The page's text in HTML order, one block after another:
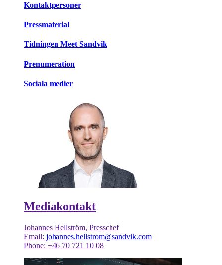
Kontaktpersoner
Pressmaterial
Tidningen Meet Sandvik
Prenumeration
Sociala medier
Mediakontakt
Johannes Hellström, Presschef
Email: johannes.hellstrom@sandvik.com
Phone: +46 70 721 10 08